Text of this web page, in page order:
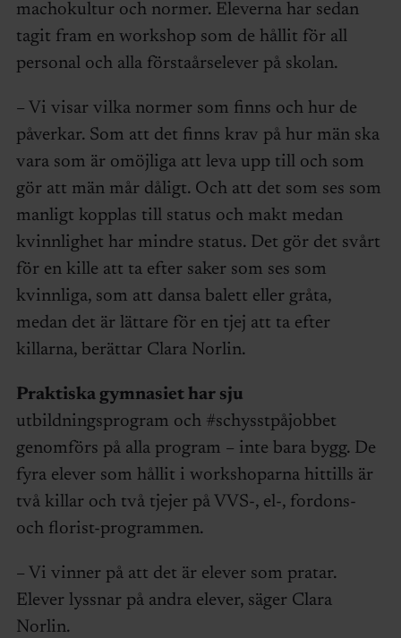
machokultur och normer. Eleverna har sedan
tagit fram en workshop som de hållit för all
personal och alla förstaårselever på skolan.
– Vi visar vilka normer som finns och hur de
påverkar. Som att det finns krav på hur män ska
vara som är omöjliga att leva upp till och som
gör att män mår dåligt. Och att det som ses som
manligt kopplas till status och makt medan
kvinnlighet har mindre status. Det gör det svårt
för en kille att ta efter saker som ses som
kvinnliga, som att dansa balett eller gråta,
medan det är lättare för en tjej att ta efter
killarna, berättar Clara Norlin.
Praktiska gymnasiet har sju
utbildningsprogram och #schysstpåjobbet
genomförs på alla program – inte bara bygg. De
fyra elever som hållit i workshoparna hittills är
två killar och två tjejer på VVS-, el-, fordons-
och florist-programmen.
– Vi vinner på att det är elever som pratar.
Elever lyssnar på andra elever, säger Clara
Norlin.